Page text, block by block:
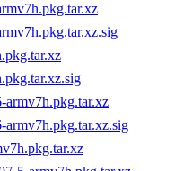
armv7h.pkg.tar.xz
armv7h.pkg.tar.xz.sig